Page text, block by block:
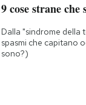
9 cose strane
Dalla "sindrome della
spasmi che capitano
sono?)